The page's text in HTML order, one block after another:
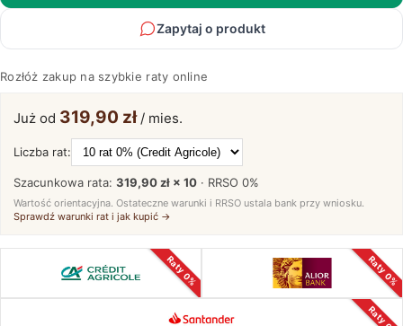
Zapytaj o produkt
Rozłóż zakup na szybkie raty online
Już od 319,90 zł/ mies.
Liczba rat:
Szacunkowa rata: 319,90 zł × 10 · RRSO 0%
Wartość orientacyjna. Ostateczne warunki i RRSO ustala bank przy wniosku.
Sprawdź warunki rat i jak kupić →
Raty 0%
Raty 0%